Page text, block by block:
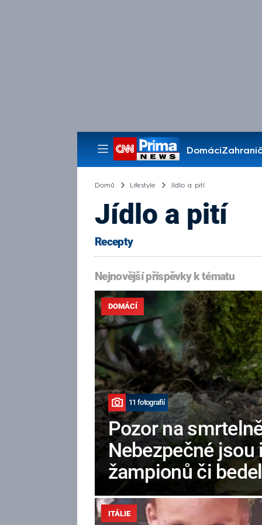
Domácí
Pořady
Domů Lifestyle Jídlo a pití
Jídlo a pití
Recepty
Nejnovější příspěvky k tématu
11 fotografií
Pozor na
Nebezpečné jsou
žampionů či bedel
DOMÁCÍ
ITÁLIE